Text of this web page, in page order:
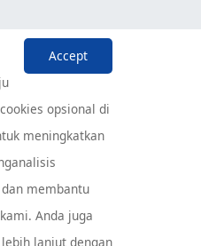
Accept
opsional di
meningkatkan
membantu
Anda juga
lanjut dengan